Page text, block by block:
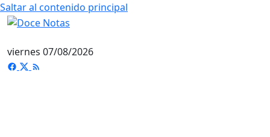
Saltar al contenido principal
viernes 07/08/2026